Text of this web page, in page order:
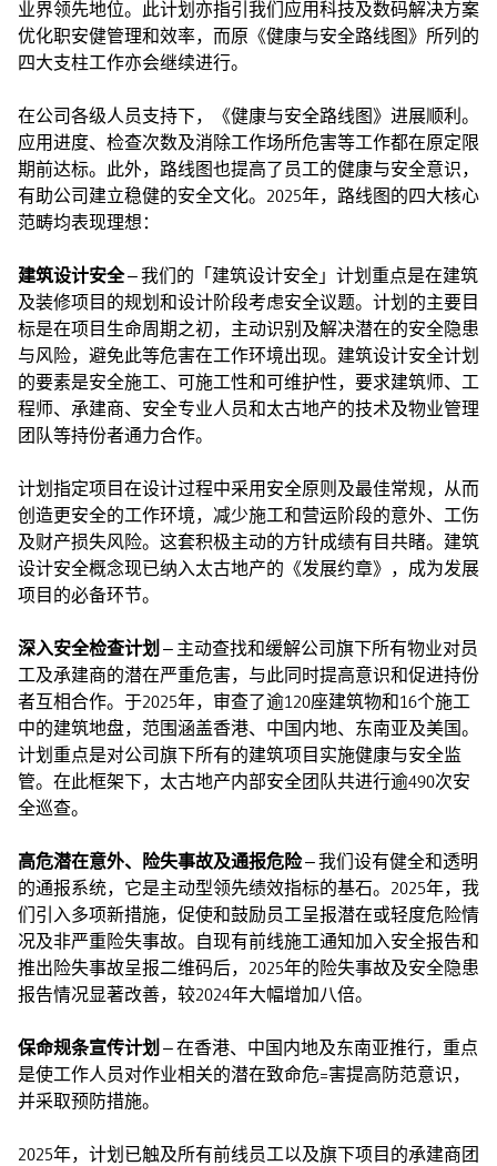
业界领先地位。此计划亦指引我们应用科技及数码解决方案
优化职安健管理和效率，而原《健康与安全路线图》所列的
四大支柱工作亦会继续进行。
在公司各级人员支持下，《健康与安全路线图》进展顺利。
应用进度、检查次数及消除工作场所危害等工作都在原定限
期前达标。此外，路线图也提高了员工的健康与安全意识，
有助公司建立稳健的安全文化。2025年，路线图的四大核心
范畴均表现理想：
建筑设计安全– 我们的「建筑设计安全」计划重点是在建筑
及装修项目的规划和设计阶段考虑安全议题。计划的主要目
标是在项目生命周期之初，主动识别及解决潜在的安全隐患
与风险，避免此等危害在工作环境出现。建筑设计安全计划
的要素是安全施工、可施工性和可维护性，要求建筑师、工
程师、承建商、安全专业人员和太古地产的技术及物业管理
团队等持份者通力合作。
计划指定项目在设计过程中采用安全原则及最佳常规，从而
创造更安全的工作环境，减少施工和营运阶段的意外、工伤
及财产损失风险。这套积极主动的方针成绩有目共睹。建筑
设计安全概念现已纳入太古地产的《发展约章》，成为发展
项目的必备环节。
深入安全检查计划 – 主动查找和缓解公司旗下所有物业对员
工及承建商的潜在严重危害，与此同时提高意识和促进持份
者互相合作。于2025年，审查了逾120座建筑物和16个施工
中的建筑地盘，范围涵盖香港、中国内地、东南亚及美国。
计划重点是对公司旗下所有的建筑项目实施健康与安全监
管。在此框架下，太古地产内部安全团队共进行逾490次安
全巡查。
高危潜在意外、险失事故及通报危险– 我们设有健全和透明
的通报系统，它是主动型领先绩效指标的基石。2025年，我
们引入多项新措施，促使和鼓励员工呈报潜在或轻度危险情
况及非严重险失事故。自现有前线施工通知加入安全报告和
推出险失事故呈报二维码后，2025年的险失事故及安全隐患
报告情况显著改善，较2024年大幅增加八倍。
保命规条宣传计划 – 在香港、中国内地及东南亚推行，重点
是使工作人员对作业相关的潜在致命危=害提高防范意识，
并采取预防措施。
2025年，计划已触及所有前线员工以及旗下项目的承建商团